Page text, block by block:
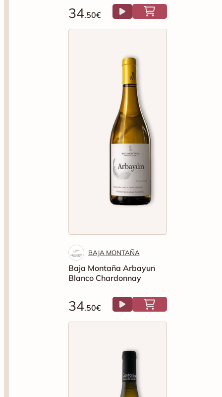
34.50€
BAJA MONTAÑA
Baja Montaña Arbayun
Blanco Chardonnay
34.50€